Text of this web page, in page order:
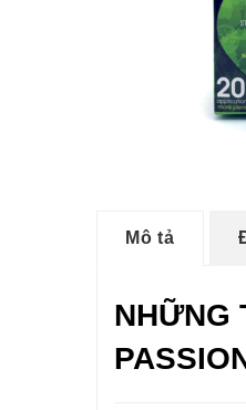
Mô tả
NHỮNG